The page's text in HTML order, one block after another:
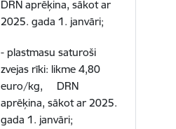
DRN aprēķina, sākot ar
2025. gada 1. janvāri;
- plastmasu saturoši
zvejas rīki: likme 4,80
euro/kg, DRN
aprēķina, sākot ar 2025.
gada 1. janvāri;